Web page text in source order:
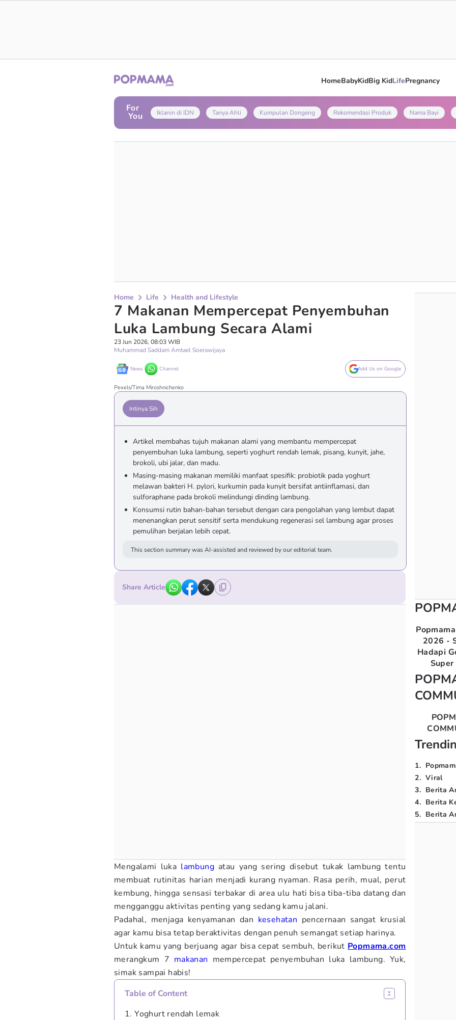
HomeBabyKidBig KidLifePregnancy
For
You Iklanin di IDN Tanya Ahli Kumpulan Dongeng Rekomendasi Produk Nama Bayi
Home Life Health and Lifestyle
7 Makanan Mempercepat Penyembuhan
Luka Lambung Secara Alami
23 Jun 2026, 08:03 WIB
Muhammad Saddam Amtael Soerawijaya
News Channel Add Us on Google
Pexels/Tima Miroshnichenko
Intinya Sih
Artikel membahas tujuh makanan alami yang membantu mempercepat
penyembuhan luka lambung, seperti yoghurt rendah lemak, pisang, kunyit, jahe,
brokoli, ubi jalar, dan madu.
Masing-masing makanan memiliki manfaat spesifik: probiotik pada yoghurt
melawan bakteri H. pylori, kurkumin pada kunyit bersifat antiinflamasi, dan
sulforaphane pada brokoli melindungi dinding lambung.
Konsumsi rutin bahan-bahan tersebut dengan cara pengolahan yang lembut dapat
menenangkan perut sensitif serta mendukung regenerasi sel lambung agar proses
pemulihan berjalan lebih cepat.
This section summary was AI-assisted and reviewed by our editorial team.
Share Article
Mengalami luka lambung atau yang sering disebut tukak lambung tentu
membuat rutinitas harian menjadi kurang nyaman. Rasa perih, mual, perut
kembung, hingga sensasi terbakar di area ulu hati bisa tiba-tiba datang dan
mengganggu aktivitas penting yang sedang kamu jalani.
Padahal, menjaga kenyamanan dan kesehatan pencernaan sangat krusial
agar kamu bisa tetap beraktivitas dengan penuh semangat setiap harinya.
Untuk kamu yang berjuang agar bisa cepat sembuh, berikut Popmama.com
merangkum 7 makanan mempercepat penyembuhan luka lambung. Yuk,
simak sampai habis!
Table of Content
1. Yoghurt rendah lemak
2026 -
Hadapi
1.
2. Viral
3. Berita
4. Berita
5. Berita